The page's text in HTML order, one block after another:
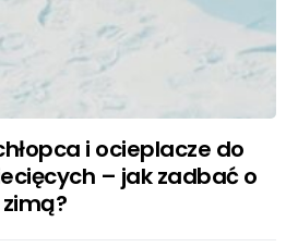
i ocieplacze do
– jak zadbać o